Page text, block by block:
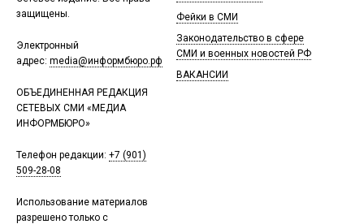
защищены.
Электронный
адрес: media@информбюро.рф
ОБЪЕДИНЕННАЯ РЕДАКЦИЯ
СЕТЕВЫХ СМИ «МЕДИА
ИНФОРМБЮРО»
Телефон редакции: +7 (901)
509-28-08
Использование материалов
разрешено только с
Фейки в СМИ
Законодательство в сфере
СМИ и военных новостей РФ
ВАКАНСИИ